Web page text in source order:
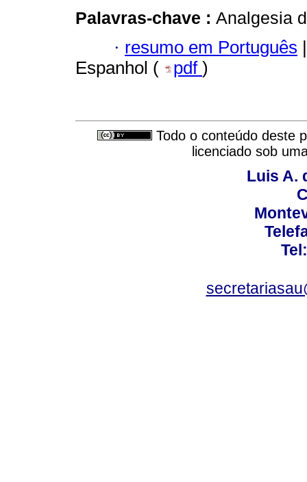
Palavras-chave : Analgesia
· resumo em Português |
Espanhol (
pdf )
Todo o conteúdo deste
licenciado sob
Luis A.